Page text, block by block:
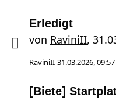
Erledigt
von RaviniII,
RaviniII 31.03.2026, 09:57
[Biete]